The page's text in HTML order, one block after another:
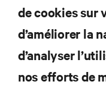
Abonnez-vous
Recevez
plus importants
interventions et
l’alimentation et
et des
de cookies sur
d’améliorer la
d’analyser
nos efforts de